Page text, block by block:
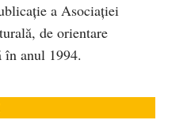
a Asociaţiei
de orientare
în anul 1994.